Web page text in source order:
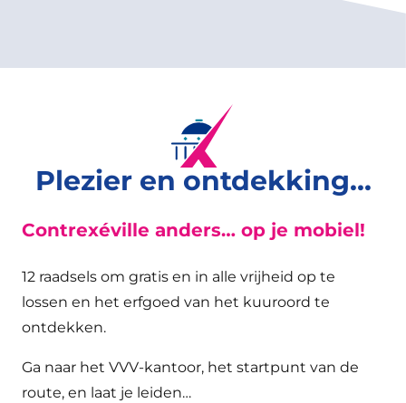
Plezier en ontdekking...
Contrexéville anders… op je mobiel!
12 raadsels om gratis en in alle vrijheid op te
lossen en het erfgoed van het kuuroord te
ontdekken.
Ga naar het VVV-kantoor, het startpunt van de
route, en laat je leiden…